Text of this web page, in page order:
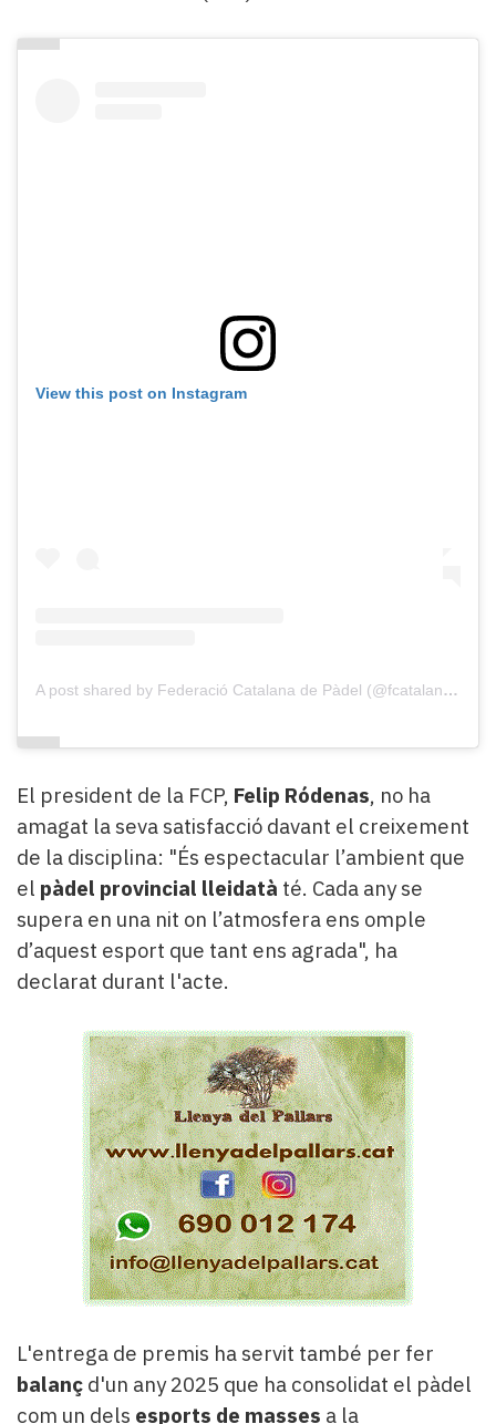
View this post on Instagram
A post shared by Federació Catalana de Pàdel (@fcatalanapadel)
El president de la FCP, Felip Ródenas, no ha
amagat la seva satisfacció davant el creixement
de la disciplina: "És espectacular l’ambient que
el pàdel provincial lleidatà té. Cada any se
supera en una nit on l’atmosfera ens omple
d’aquest esport que tant ens agrada", ha
declarat durant l'acte.
L'entrega de premis ha servit també per fer
balanç d'un any 2025 que ha consolidat el pàdel
com un dels esports de masses a la